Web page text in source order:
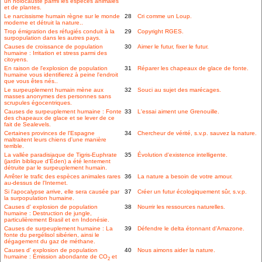
et de plantes.
Le narcissisme humain règne sur le monde
moderne et détruit la nature..
28 Cri comme un Loup.
Trop émigration des réfugiés conduit à la
surpopulation dans les autres pays.
29 Copyright RGES.
Causes de croissance de population
humaine : Irritation et stress parmi des
citoyens.
30 Aimer le futur, fixer le futur.
En raison de l'explosion de population
humaine vous identifierez à peine l'endroit
que vous êtes nés..
31 Réparer les chapeaux de glace de fonte.
Le surpeuplement humain mène aux
masses anonymes des personnes sans
scrupules égocentriques.
32 Souci au sujet des marécages.
Causes de surpeuplement humaine : Fonte
des chapeaux de glace et se lever de ce
fait de Sealevels.
33 L'essai aiment une Grenouille.
Certaines provinces de l'Espagne
maltraitent leurs chiens d'une manière
terrible.
34 Chercheur de vérité, s.v.p. sauvez la nature.
La vallée paradisiaque de Tigris-Euphrate
(jardin biblique d'Éden) a été lentement
détruite par le surpeuplement humain.
35 Évolution d'existence intelligente.
Arrêter le trafic des espèces animales rares
au-dessus de l'Internet.
36 La nature a besoin de votre amour.
Si l'apocalypse arrive, elle sera causée par
la surpopulation humaine.
37 Créer un futur écologiquement sûr, s.v.p.
Causes d' explosion de population
humaine : Destruction de jungle,
particulièrement Brasil et en Indonésie.
38 Nourrir les ressources naturelles.
Causes de surpeuplement humaine : La
fonte du pergélisol sibérien, ainsi le
dégagement du gaz de méthane.
39 Défendre le delta étonnant d'Amazone.
Causes d' explosion de population
humaine : Émission abondante de CO2 et
40 Nous aimons aider la nature.